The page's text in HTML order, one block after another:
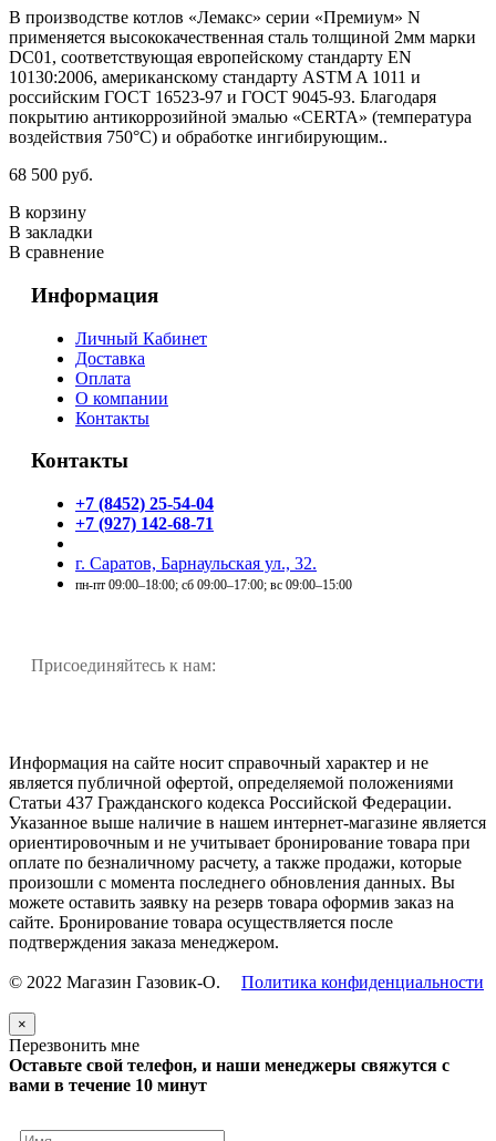
В производстве котлов «Лемакс» серии «Премиум» N
применяется высококачественная сталь толщиной 2мм марки
DC01, соответствующая европейскому стандарту EN
10130:2006, американскому стандарту ASTM A 1011 и
российским ГОСТ 16523-97 и ГОСТ 9045-93. Благодаря
покрытию антикоррозийной эмалью «CERTA» (температура
воздействия 750°С) и обработке ингибирующим..
68 500 руб.
В корзину
В закладки
В сравнение
Информация
Личный Кабинет
Доставка
Оплата
О компании
Контакты
Контакты
+7 (8452) 25-54-04
+7 (927) 142-68-71
г. Саратов, Барнаульская ул., 32.
пн-пт 09:00–18:00; сб 09:00–17:00; вс 09:00–15:00
Присоединяйтесь к нам:
Информация на сайте носит справочный характер и не
является публичной офертой, определяемой положениями
Статьи 437 Гражданского кодекса Российской Федерации.
Указанное выше наличие в нашем интернет-магазине является
ориентировочным и не учитывает бронирование товара при
оплате по безналичному расчету, а также продажи, которые
произошли с момента последнего обновления данных. Вы
можете оставить заявку на резерв товара оформив заказ на
сайте. Бронирование товара осуществляется после
подтверждения заказа менеджером.
© 2022 Магазин Газовик-О. Политика конфиденциальности
×
Перезвонить мне
Оставьте свой телефон, и наши менеджеры свяжутся с
вами в течение 10 минут